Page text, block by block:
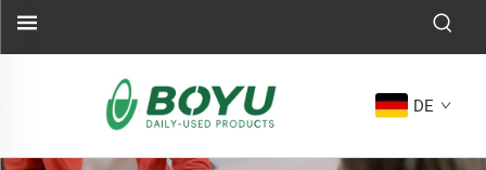
DE